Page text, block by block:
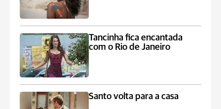
Tancinha fica encantada
com o Rio de Janeiro
Santo volta para a casa